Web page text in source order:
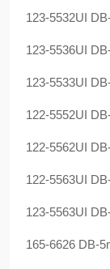
123-5532UI
123-5536UI
123-5533UI
122-5552UI
122-5562UI
122-5563UI
123-5563UI
165-6626 DB-